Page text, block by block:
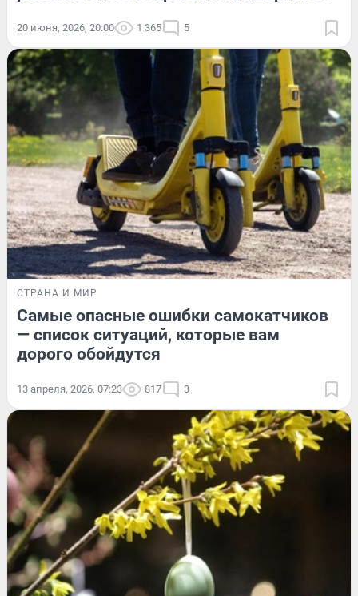
20 июня, 2026, 20:00 1 365 5
СТРАНА И МИР
Самые опасные ошибки самокатчиков
— список ситуаций, которые вам
дорого обойдутся
13 апреля, 2026, 07:23 817 3